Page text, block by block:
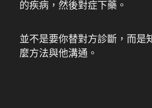
的疾病，然後對症下藥。
並不是要你替對方診斷，而是
麼方法與他溝通。